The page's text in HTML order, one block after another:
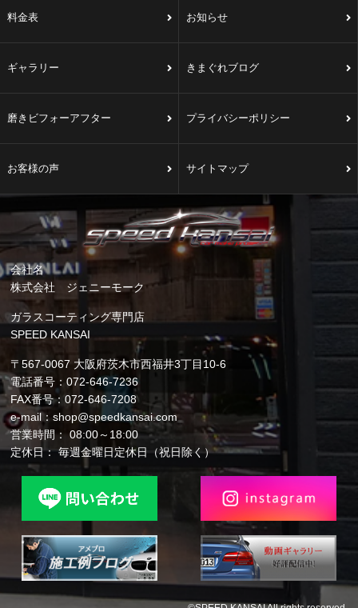
料金表 お知らせ
ギャラリー きまぐれブログ
磨きビフォーアフター プライバシーポリシー
お客様の声 サイトマップ
会社名
株式会社 ジェニーモーク
ガラスコーティング専門店
SPEED KANSAI
〒567-0067 大阪府茨木市西福井3丁目10-6
電話番号：072-646-7236
FAX番号：072-646-7208
e-mail：shop@speedkansai.com
営業時間： 08:00～18:00
定休日： 毎週金曜日定休日（祝日除く）